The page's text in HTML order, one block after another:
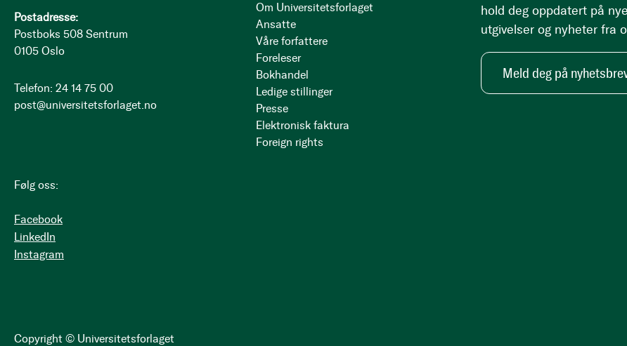
Postadresse:
Postboks 508 Sentrum
0105 Oslo
Telefon: 24 14 75 00
post@universitetsforlaget.no
Følg oss:
Facebook
LinkedIn
Instagram
Copyright © Universitetsforlaget
Om Universitetsforlaget
Ansatte
Våre forfattere
Foreleser
Bokhandel
Ledige stillinger
Presse
Elektronisk faktura
Foreign rights
hold deg oppdatert på nye
utgivelser og nyheter fra
Meld deg på